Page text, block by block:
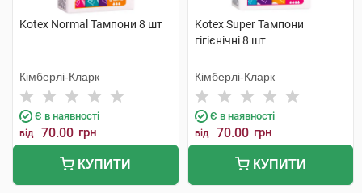
Kotex Normal Тампони 8 шт
Кімберлі-Кларк
Є в наявності
від 70.00 грн
КУПИТИ
Kotex Super Тампони
гігієнічні 8 шт
Кімберлі-Кларк
Є в наявності
від 70.00 грн
КУПИТИ